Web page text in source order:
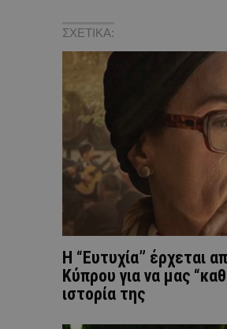
ΣΧΕΤΙΚΑ:
Η “Ευτυχία” έρχεται
Κύπρου για να μας
ιστορία της